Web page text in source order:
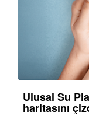
Ulusal Su
haritasını